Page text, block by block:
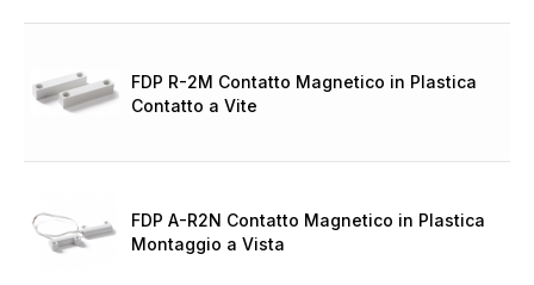
FDP R-2M Contatto Magnetico in Plastica
Contatto a Vite
FDP A-R2N Contatto Magnetico in Plastica
Montaggio a Vista